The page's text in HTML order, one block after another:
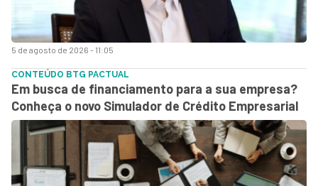
5 de agosto de 2026 - 11:05
CONTEÚDO BTG PACTUAL
Em busca de financiamento para a sua empresa?
Conheça o novo Simulador de Crédito Empresarial